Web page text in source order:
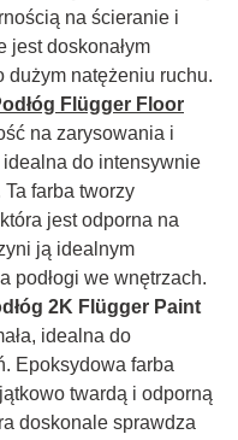
na ścieranie i
jest doskonałym
dużym natężeniu ruchu.
Flügger Floor
na zarysowania i
do intensywnie
farba tworzy
jest odporna na
ją idealnym
podłogi we wnętrzach.
2K Flügger Paint
idealna do
Epoksydowa farba
twardą i odporną
doskonale sprawdza